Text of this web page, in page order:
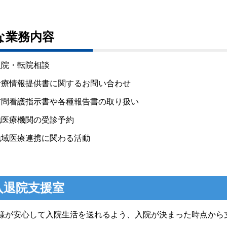
業務内容
・転院相談
情報提供書に関するお問い合わせ
看護指示書や各種報告書の取り扱い
療機関の受診予約
医療連携に関わる活動
退院支援室
が安心して入院生活を送れるよう、入院が決まった時点から